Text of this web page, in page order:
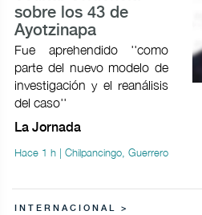
sobre los 43 de
Ayotzinapa
Fue aprehendido ''como
parte del nuevo modelo de
investigación y el reanálisis
del caso''
La Jornada
Hace 1 h | Chilpancingo, Guerrero
INTERNACIONAL >